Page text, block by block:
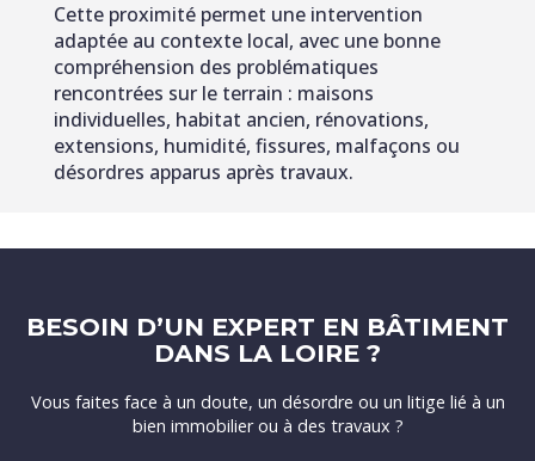
Cette proximité permet une intervention
adaptée au contexte local, avec une bonne
compréhension des problématiques
rencontrées sur le terrain : maisons
individuelles, habitat ancien, rénovations,
extensions, humidité, fissures, malfaçons ou
désordres apparus après travaux.
BESOIN D’UN EXPERT EN BÂTIMENT
DANS LA LOIRE ?
Vous faites face à un doute, un désordre ou un litige lié à un
bien immobilier ou à des travaux ?